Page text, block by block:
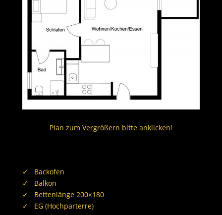
Plan zum Vergrößern bitte anklicken!
✓ Backofen
✓ Balkon
✓ Bettenlänge 200×180
✓ EG (Hochparterre)